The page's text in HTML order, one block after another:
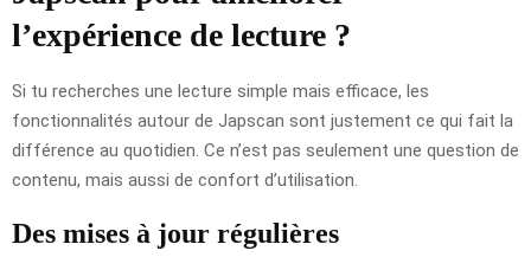
l’expérience de lecture ?
Si tu recherches une lecture simple mais efficace, les
fonctionnalités autour de Japscan sont justement ce qui fait la
différence au quotidien. Ce n’est pas seulement une question de
contenu, mais aussi de confort d’utilisation.
Des mises à jour régulières